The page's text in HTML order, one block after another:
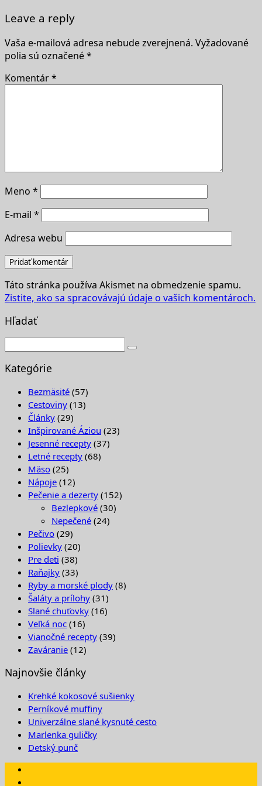
Leave a reply
Vaša e-mailová adresa nebude zverejnená. Vyžadované
polia sú označené*
Komentár*
Meno *
E-mail *
Adresa webu
Táto stránka používa Akismet na obmedzenie spamu.
Zistite, ako sa spracovávajú údaje o vašich komentároch.
Hľadať
Kategórie
Bezmäsité (57)
Cestoviny (13)
Články (29)
Inšpirované Áziou (23)
Jesenné recepty (37)
Letné recepty (68)
Mäso (25)
Nápoje (12)
Pečenie a dezerty (152)
Bezlepkové (30)
Nepečené (24)
Pečivo (29)
Polievky (20)
Pre deti (38)
Raňajky (33)
Ryby a morské plody (8)
Šaláty a prílohy (31)
Slané chuťovky (16)
Veľká noc (16)
Vianočné recepty (39)
Zaváranie (12)
Najnovšie články
Krehké kokosové sušienky
Perníkové muffiny
Univerzálne slané kysnuté cesto
Marlenka guličky
Detský punč